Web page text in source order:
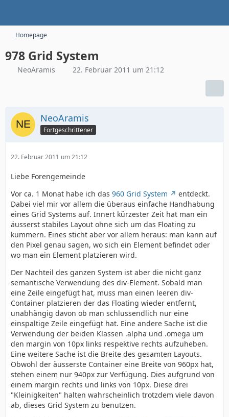
Homepage
978 Grid System
NeoAramis 22. Februar 2011 um 21:12
NeoAramis
Fortgeschrittener
22. Februar 2011 um 21:12
Liebe Forengemeinde
Vor ca. 1 Monat habe ich das 960 Grid System
entdeckt.
Dabei viel mir vor allem die überaus einfache Handhabung
eines Grid Systems auf. Innert kürzester Zeit hat man ein
äusserst stabiles Layout ohne sich um das Floating zu
kümmern. Eines sticht aber vor allem heraus: man kann auf
den Pixel genau sagen, wo sich ein Element befindet oder
wo man ein Element platzieren wird.
Der Nachteil des ganzen System ist aber die nicht ganz
semantische Verwendung des div-Element. Sobald man
eine Zeile eingefügt hat, muss man einen leeren div-
Container platzieren der das Floating wieder entfernt,
unabhängig davon ob man schlussendlich nur eine
einspaltige Zeile eingefügt hat. Eine andere Sache ist die
Verwendung der beiden Klassen .alpha und .omega um
den margin von 10px links respektive rechts aufzuheben.
Eine weitere Sache ist die Breite des gesamten Layouts.
Obwohl der äusserste Container eine Breite von 960px hat,
stehen einem nur 940px zur Verfügung. Dies aufgrund von
einem margin rechts und links von 10px. Diese drei
"Kleinigkeiten" halten wahrscheinlich trotzdem viele davon
ab, dieses Grid System zu benutzen.